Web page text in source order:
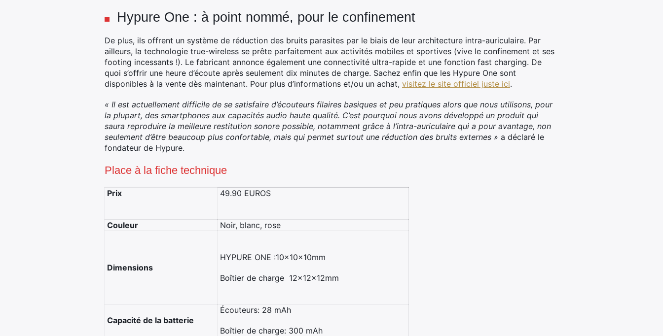
Hypure One : à point nommé, pour le confinement
De plus, ils offrent un système de réduction des bruits parasites par le biais de leur architecture intra-auriculaire. Par
ailleurs, la technologie true-wireless se prête parfaitement aux activités mobiles et sportives (vive le confinement et ses
footing incessants !). Le fabricant annonce également une connectivité ultra-rapide et une fonction fast charging. De
quoi s’offrir une heure d’écoute après seulement dix minutes de charge. Sachez enfin que les Hypure One sont
disponibles à la vente dès maintenant. Pour plus d’informations et/ou un achat, visitez le site officiel juste ici.
« Il est actuellement difficile de se satisfaire d’écouteurs filaires basiques et peu pratiques alors que nous utilisons, pour
la plupart, des smartphones aux capacités audio haute qualité. C’est pourquoi nous avons développé un produit qui
saura reproduire la meilleure restitution sonore possible, notamment grâce à l’intra-auriculaire qui a pour avantage, non
seulement d’être beaucoup plus confortable, mais qui permet surtout une réduction des bruits externes » a déclaré le
fondateur de Hypure.
Place à la fiche technique
Prix 49.90 EUROS
Couleur Noir, blanc, rose
Dimensions
HYPURE ONE :10x10x10mm
Boîtier de charge 12x12x12mm
Capacité de la batterie
Écouteurs: 28 mAh
Boîtier de charge: 300 mAh